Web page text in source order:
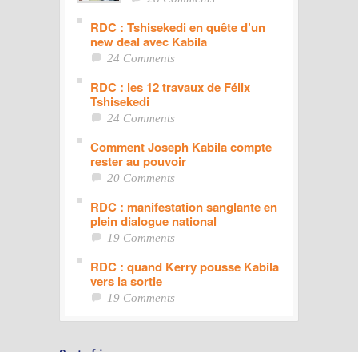
RDC : Tshisekedi en quête d’un
new deal avec Kabila
24 Comments
RDC : les 12 travaux de Félix
Tshisekedi
24 Comments
Comment Joseph Kabila compte
rester au pouvoir
20 Comments
RDC : manifestation sanglante en
plein dialogue national
19 Comments
RDC : quand Kerry pousse Kabila
vers la sortie
19 Comments